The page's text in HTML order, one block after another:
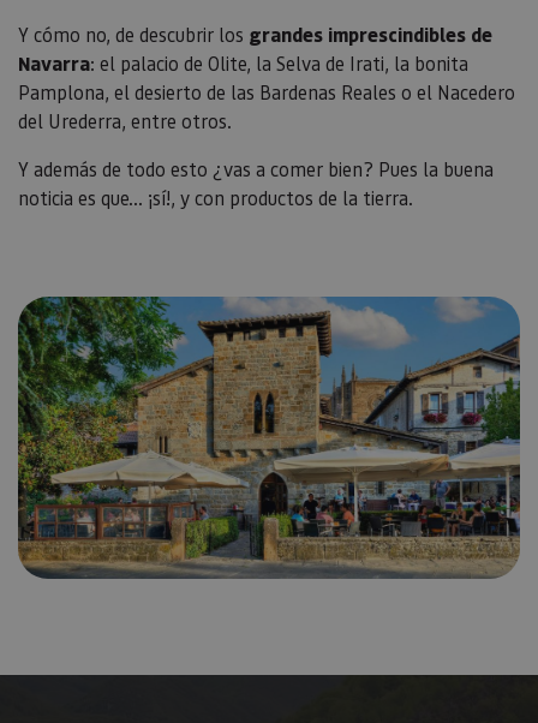
Y cómo no, de descubrir los grandes imprescindibles de
Navarra: el palacio de Olite, la Selva de Irati, la bonita
Pamplona, el desierto de las Bardenas Reales o el Nacedero
del Urederra, entre otros.
Y además de todo esto ¿vas a comer bien? Pues la buena
noticia es que... ¡sí!, y con productos de la tierra.